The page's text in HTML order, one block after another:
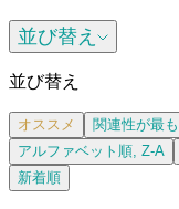
並び替え
並び替え
オススメ 関連性が最
アルファベット順, Z-A
新着順